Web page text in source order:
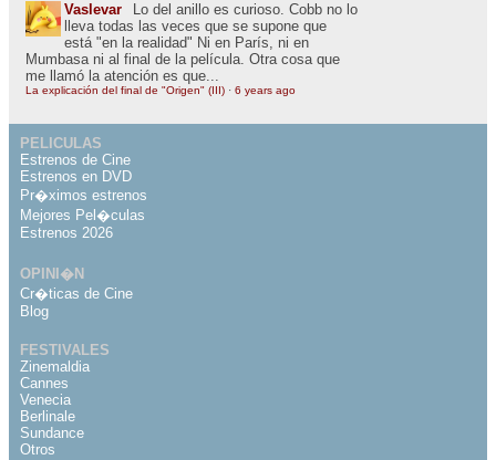
Vaslevar
Lo del anillo es curioso. Cobb no lo
lleva todas las veces que se supone que
está "en la realidad" Ni en París, ni en
Mumbasa ni al final de la película. Otra cosa que
me llamó la atención es que...
La explicación del final de "Origen" (III) · 6 years ago
PELICULAS
Estrenos de Cine
Estrenos en DVD
Pr�ximos estrenos
Mejores Pel�culas
Estrenos 2026
OPINI�N
Cr�ticas de Cine
Blog
FESTIVALES
Zinemaldia
Cannes
Venecia
Berlinale
Sundance
Otros